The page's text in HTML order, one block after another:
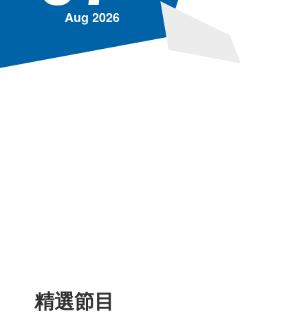
Aug 2026
精選節目